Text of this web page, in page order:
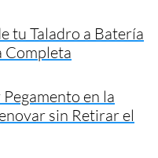
tu Taladro a Batería
Completa
en la
sin Retirar el